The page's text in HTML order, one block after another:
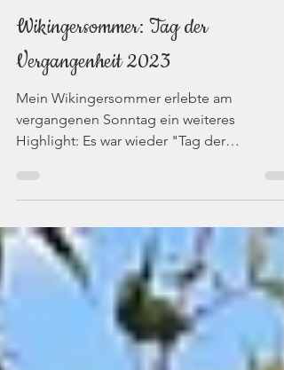
9. Aug. 2023
1 Min. Lesezeit
Wikingersommer: Tag der
Vergangenheit 2023
Mein Wikingersommer erlebte am
vergangenen Sonntag ein weiteres
Highlight: Es war wieder "Tag der
Vergangenheit" im Husumer Schlosshof,...